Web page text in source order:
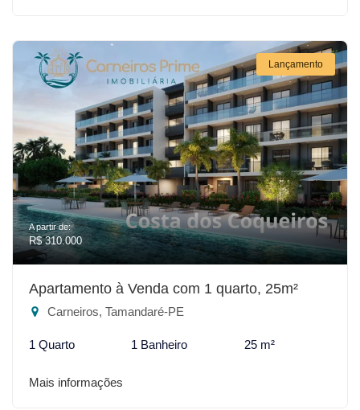
Lançamento
A partir de:
R$ 310.000
Apartamento à Venda com 1 quarto, 25m²
Carneiros, Tamandaré-PE
1 Quarto 1 Banheiro 25 m²
Mais informações